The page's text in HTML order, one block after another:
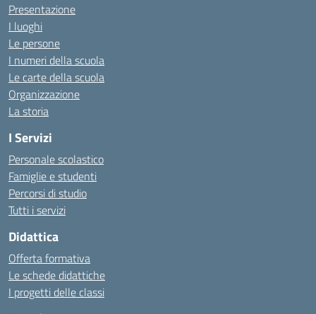
Presentazione
I luoghi
Le persone
I numeri della scuola
Le carte della scuola
Organizzazione
La storia
I Servizi
Personale scolastico
Famiglie e studenti
Percorsi di studio
Tutti i servizi
Didattica
Offerta formativa
Le schede didattiche
I progetti delle classi